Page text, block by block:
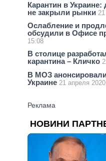
Карантин в
не закрыли рынки
Ослабление и
обсудили в Офисе
15:08
В столице
карантина – Кличко
В МОЗ
Украине 21 апреля